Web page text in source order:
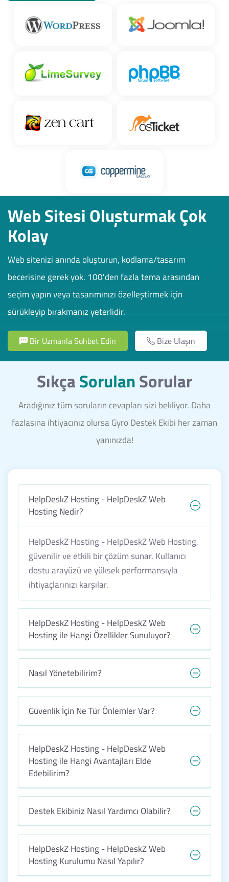
Web Sitesi Oluşturmak Çok
Kolay
Web sitenizi anında oluşturun, kodlama/tasarım
becerisine gerek yok. 100'den fazla tema arasından
seçim yapın veya tasarımınızı özelleştirmek için
sürükleyip bırakmanız yeterlidir.
Bir Uzmanla Sohbet Edin Bize Ulaşın
SıkçaSorulanSorular
Aradığınız tüm soruların cevapları sizi bekliyor. Daha
fazlasına ihtiyacınız olursa Gyro Destek Ekibi her zaman
yanınızda!
HelpDeskZ Hosting - HelpDeskZ Web
Hosting Nedir?
HelpDeskZ Hosting - HelpDeskZ Web Hosting,
güvenilir ve etkili bir çözüm sunar. Kullanıcı
dostu arayüzü ve yüksek performansıyla
ihtiyaçlarınızı karşılar.
HelpDeskZ Hosting - HelpDeskZ Web
Hosting ile Hangi Özellikler Sunuluyor?
Nasıl Yönetebilirim?
Güvenlik İçin Ne Tür Önlemler Var?
HelpDeskZ Hosting - HelpDeskZ Web
Hosting ile Hangi Avantajları Elde
Edebilirim?
Destek Ekibiniz Nasıl Yardımcı Olabilir?
HelpDeskZ Hosting - HelpDeskZ Web
Hosting Kurulumu Nasıl Yapılır?